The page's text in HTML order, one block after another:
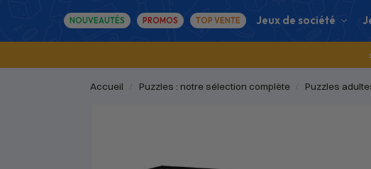
NOUVEAUTÉS PROMOS TOP VENTE Jeux de société
Accueil Puzzles : notre sélection complète Puzzles